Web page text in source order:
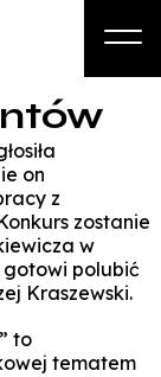
i kursy
Kandydat
Biznes
on
z
zostanie
w
gotowi polubić
Kraszewski.
to
tematem